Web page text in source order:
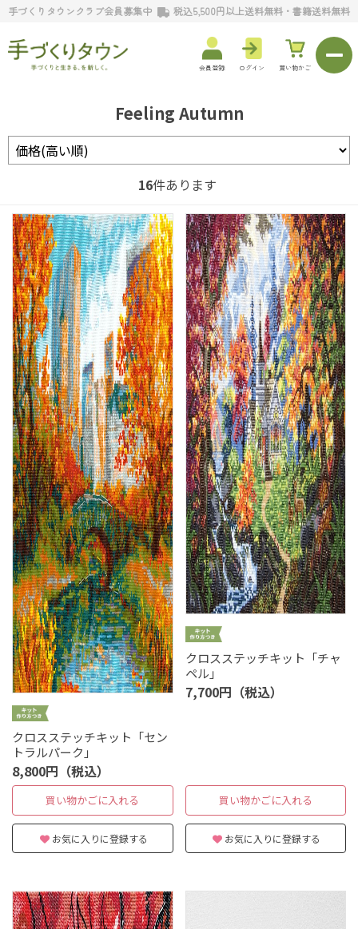
手づくりタウンクラブ会員募集中 税込5,500円以上送料無料・書籍送料無料
会員登録 ログイン 買い物かご
Feeling Autumn
16件あります
クロスステッチキット「セン
トラルパーク」
8,800円（税込）
買い物かごに入れる
お気に入りに登録する
クロスステッチキット「チャ
ペル」
7,700円（税込）
買い物かごに入れる
お気に入りに登録する